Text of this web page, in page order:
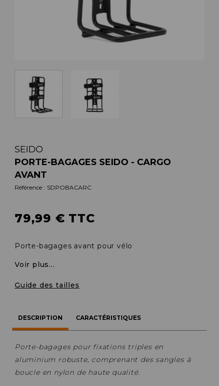
SEIDO
PORTE-BAGAGES SEIDO - CARGO
AVANT
Référence : SDPOBACARC
79,99 € TTC
Porte-bagages avant pour vélo
Voir plus...
Guide des tailles
DESCRIPTION CARACTÉRISTIQUES
Porte-bagages pour fixations triples en
aluminium robuste, comprenant des sangles à
boucle en nylon de haute qualité.